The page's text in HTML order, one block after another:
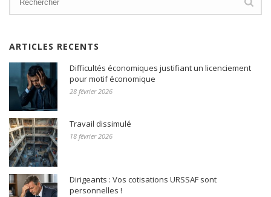
ARTICLES RECENTS
Difficultés économiques justifiant un licenciement
pour motif économique
28 février 2026
Travail dissimulé
18 février 2026
Dirigeants : Vos cotisations URSSAF sont
personnelles !